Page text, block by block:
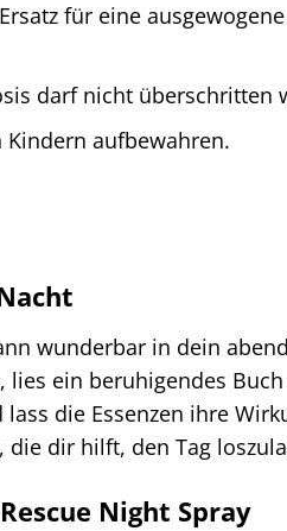
für eine
darf nicht überschritten
aufbewahren.
wunderbar in dein
lies ein beruhigendes
die Essenzen ihre
dir hilft, den Tag
Night Spray